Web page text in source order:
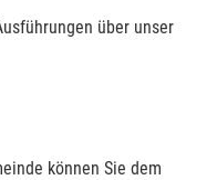
über unser
können Sie dem